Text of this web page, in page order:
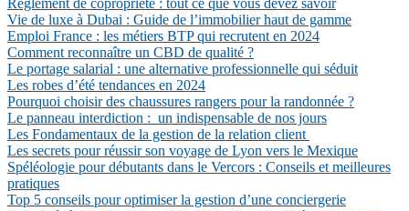
Règlement de copropriété : tout ce que vous devez savoir
Vie de luxe à Dubai : Guide de l’immobilier haut de gamme
Emploi France : les métiers BTP qui recrutent en 2024
Comment reconnaître un CBD de qualité ?
Le portage salarial : une alternative professionnelle qui séduit
Les robes d’été tendances en 2024
Pourquoi choisir des chaussures rangers pour la randonnée ?
Le panneau interdiction : un indispensable de nos jours
Les Fondamentaux de la gestion de la relation client
Les secrets pour réussir son voyage de Lyon vers le Mexique
Spéléologie pour débutants dans le Vercors : Conseils et meilleures
pratiques
Top 5 conseils pour optimiser la gestion d’une conciergerie